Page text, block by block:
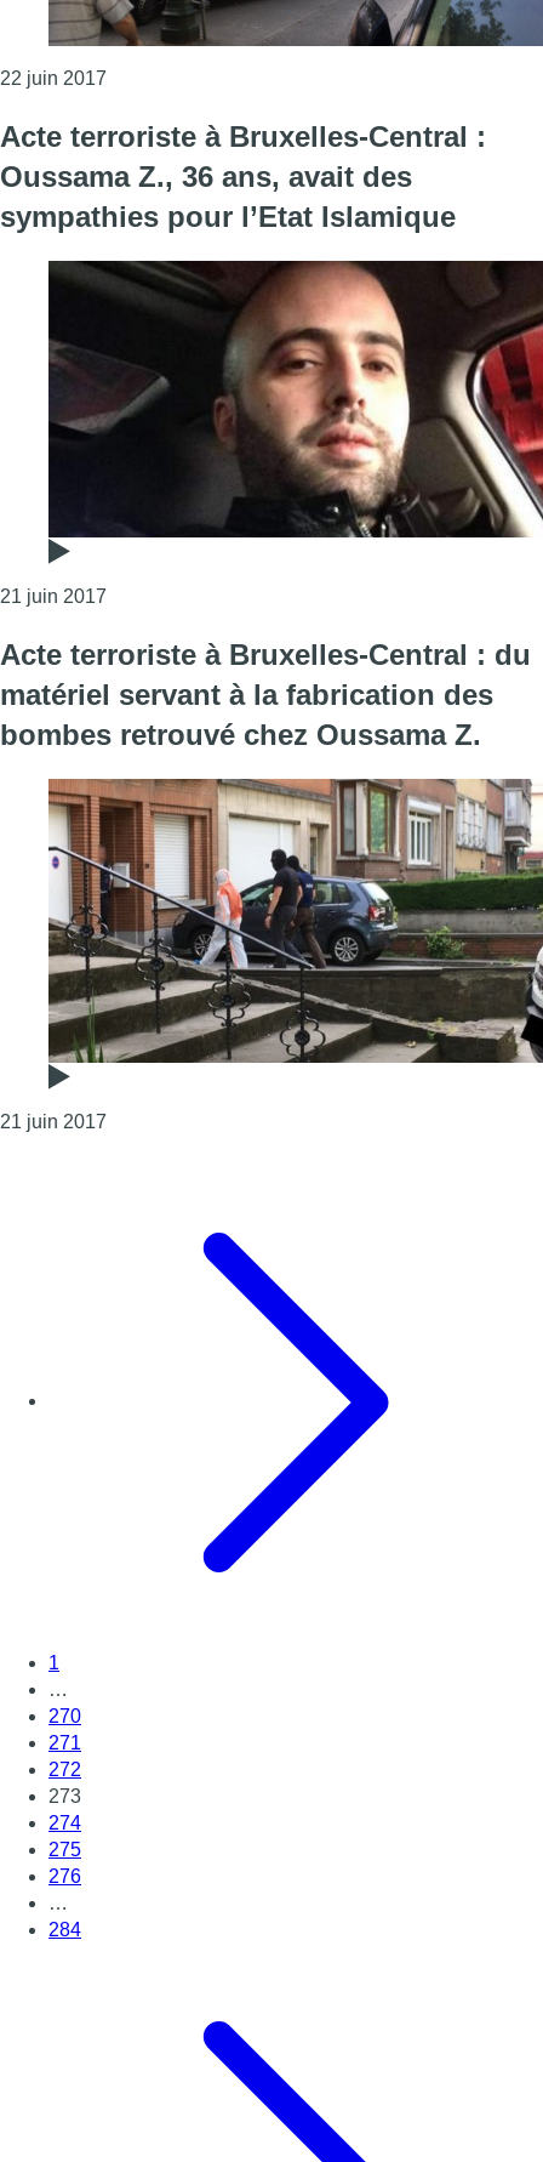
22 juin 2017
Acte terroriste à Bruxelles-Central :
Oussama Z., 36 ans, avait des
sympathies pour l’Etat Islamique
21 juin 2017
Acte terroriste à Bruxelles-Central : du
matériel servant à la fabrication des
bombes retrouvé chez Oussama Z.
21 juin 2017
1
…
270
271
272
273
274
275
276
…
284